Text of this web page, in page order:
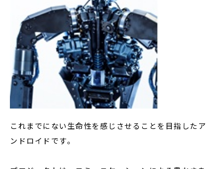
これまでにない生命性を感じさせることを目指したア
ンドロイドです。